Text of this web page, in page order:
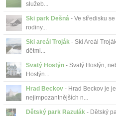
služeb...
Ski park Dešná - Ve středisku
rodiny...
Ski areál Troják - Ski Areál
dětmi...
Svatý Hostýn - Svatý Hostýn,
Hostýn...
Hrad Beckov - Hrad Beckov je
nejimpozantnějších n...
Dětský park Razulák - Dětský